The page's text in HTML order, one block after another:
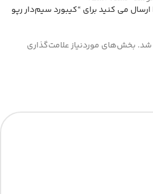
می کنید برای “کیبورد سیم‌دار رپو
شد. بخش‌های موردنیاز علامت‌گذاری